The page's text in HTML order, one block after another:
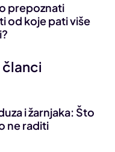
prepoznati
od koje pati više
i žarnjaka: Što
ne raditi